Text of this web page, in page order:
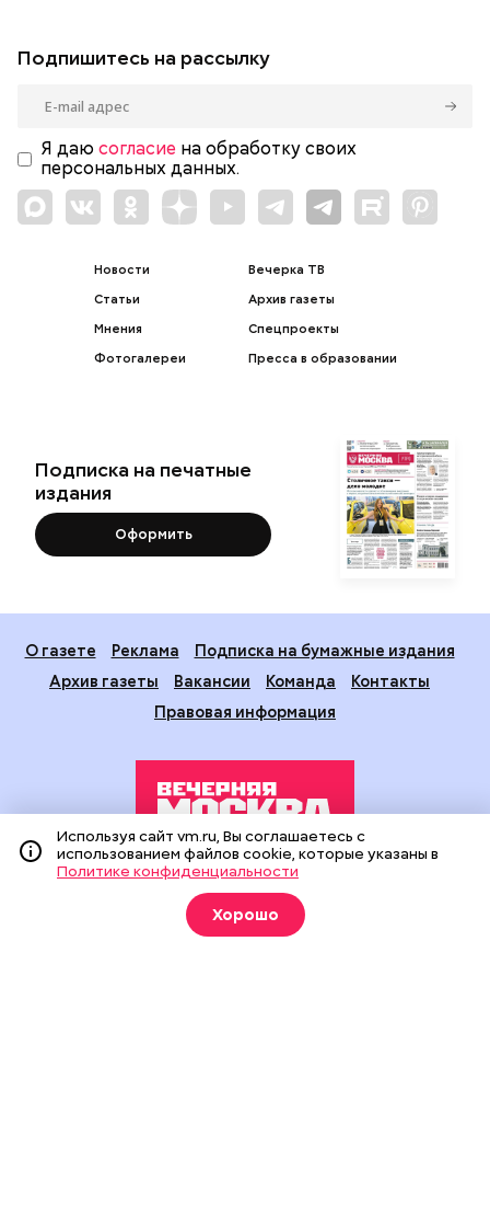
Подпишитесь на рассылку
Я даю согласие на обработку своих
персональных данных.
Новости
Статьи
Мнения
Фотогалереи
Вечерка ТВ
Архив газеты
Спецпроекты
Пресса в образовании
Подписка на печатные
издания
Оформить
О газете Реклама
Подписка на бумажные издания
Архив газеты
Вакансии Команда
Контакты
Правовая информация
Издание создано при финансовой поддержке Департамента
средств массовой информации и рекламы города Москвы.
На сайте применяются рекомендательные технологии
(информационные технологии предоставления информации
Используя сайт vm.ru, Вы соглашаетесь с
использованием файлов cookie, которые указаны в
Политике конфиденциальности
Хорошо